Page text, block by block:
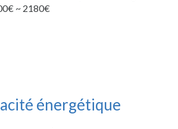
~ 2180€
énergétique